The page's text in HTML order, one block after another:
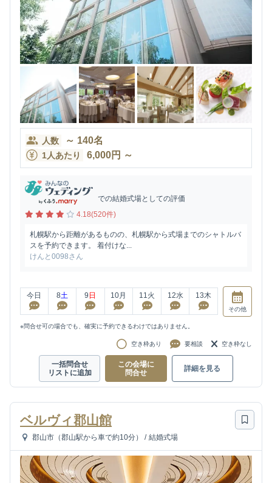
人数 ～ 140名
1人あたり 6,000円 ～
での結婚式場としての評価
4.18(520件)
札幌駅から距離があるものの、札幌駅から式場までのシャトルバ
スを予約できます。 着付けな...
けんと0098さん
今日 8土 9 日 10月 11火 12水 13木
その他
※問合せ可の場合でも、確実に予約できるわけではありません。
空き枠あり 要相談 空き枠なし
一括問合せ
リストに追加
この会場に
問合せ
詳細を見る
ベルヴィ郡山館
郡山市（郡山駅から車で約10分） / 結婚式場